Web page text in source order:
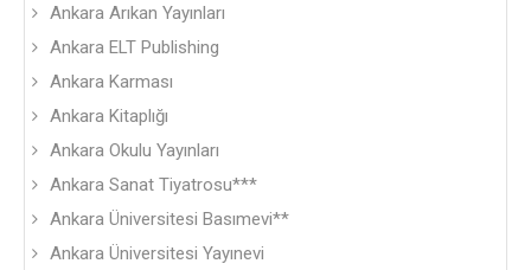
Ankara Arıkan Yayınları
Ankara ELT Publishing
Ankara Karması
Ankara Kitaplığı
Ankara Okulu Yayınları
Ankara Sanat Tiyatrosu***
Ankara Üniversitesi Basımevi**
Ankara Üniversitesi Yayınevi